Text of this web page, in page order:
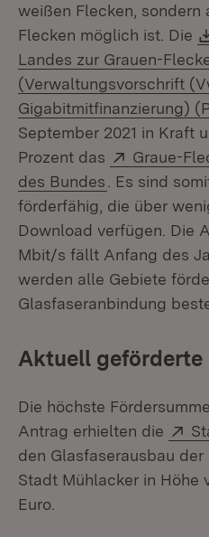
weißen Flecken, sondern
Flecken möglich ist. Die
Landes zur Grauen-
(Verwaltungsvorschrift
Gigabitmitfinanzierung)
September 2021 in Kraft
Prozent das
Extern:
Graue-
des Bundes (Öffnet in
. Es sind
förderfähig, die über
Download verfügen. Die
Mbit/s fällt Anfang des
werden alle Gebiete
Glasfaseranbindung
Aktuell geförderte
Die höchste
Antrag erhielten die
den Glasfaserausbau
Stadt Mühlacker in Höhe
Euro.